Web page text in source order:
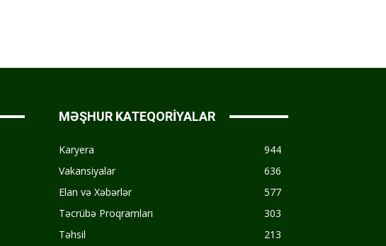
MƏŞHUR KATEQORİYALAR
Karyera
944
Vakansiyalar
636
Elan və Xəbərlər
577
Təcrübə Proqramları
303
Təhsil
213